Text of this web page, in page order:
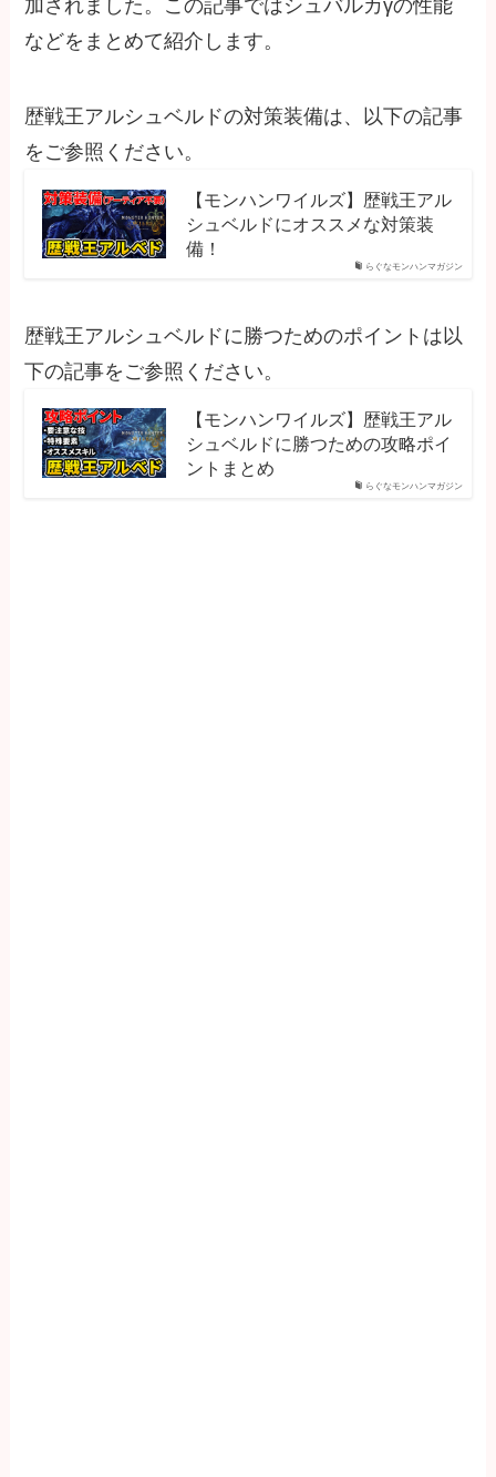
加されました。この記事ではシュバルカγの性能
などをまとめて紹介します。
歴戦王アルシュベルドの対策装備は、以下の記事
をご参照ください。
らぐなモンハンマガジン
【モンハンワイルズ】歴戦王アル
シュベルドにオススメな対策装
備！
歴戦王アルシュベルドに勝つためのポイントは以
下の記事をご参照ください。
らぐなモンハンマガジン
【モンハンワイルズ】歴戦王アル
シュベルドに勝つための攻略ポイ
ントまとめ